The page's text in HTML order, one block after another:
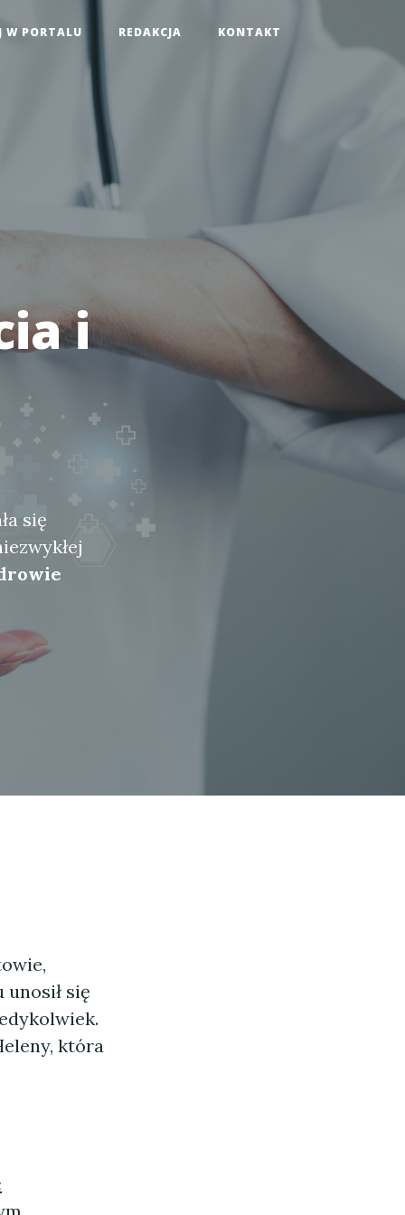
W PORTALU REDAKCJA KONTAKT
i
się
się
która